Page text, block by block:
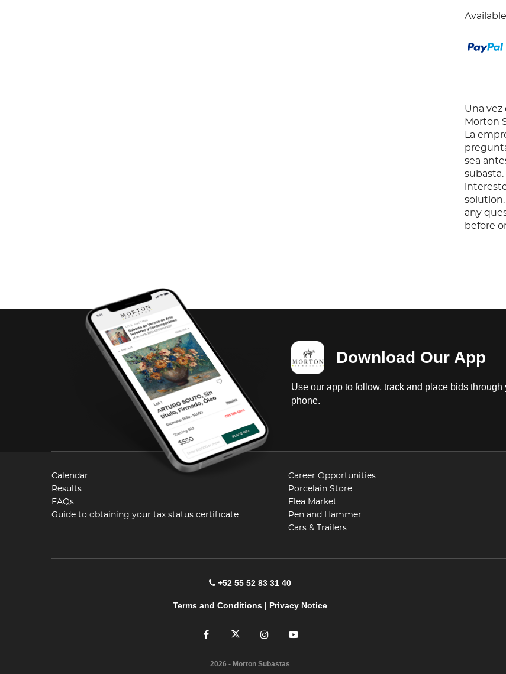
Una vez
Morton
La
sea
any
before
Download Our App
Use our app to follow, track and place bids through
phone.
Calendar
Results
FAQs
Guide to obtaining your tax status certificate
Career Opportunities
Porcelain Store
Flea Market
Pen and Hammer
Cars & Trailers
+52 55 52 83 31 40
Terms and Conditions| Privacy Notice
2026 - Morton Subastas